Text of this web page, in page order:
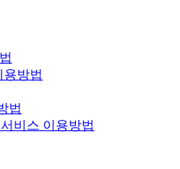
용방법
법
비스 이용방법